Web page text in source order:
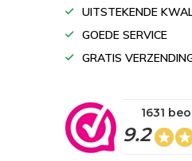
UITSTEKENDE
GOEDE SERVICE
GRATIS
9.2
1631